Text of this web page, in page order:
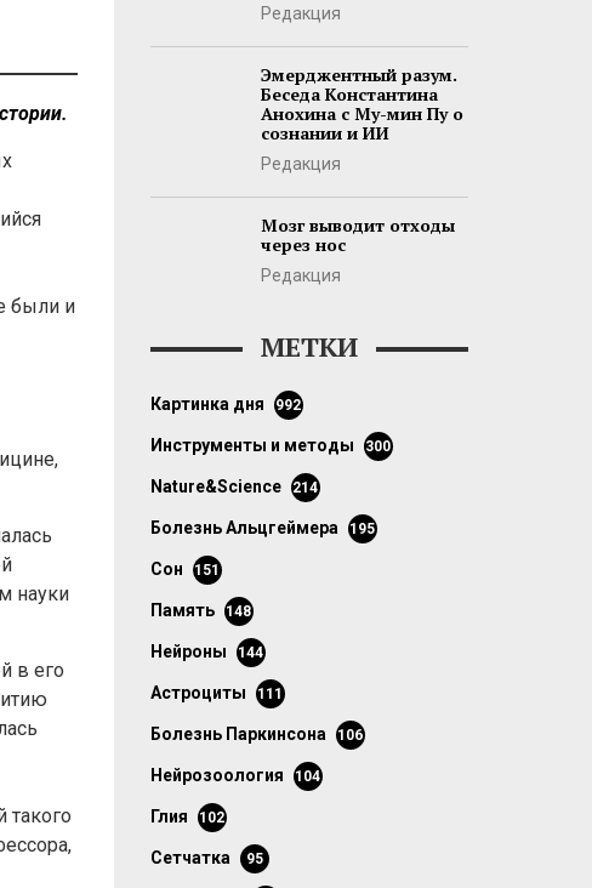
были и
науки
в его
Редакция
Эмерджентный разум.
Беседа Константина
Анохина с Му-мин Пу о
сознании и ИИ
Редакция
Мозг выводит отходы
через нос
Редакция
МЕТКИ
картинка дня 992
инструменты и методы 300
Nature&Science 214
болезнь Альцгеймера 195
сон 151
память 148
нейроны 144
астроциты 111
болезнь Паркинсона 106
нейрозоология 104
глия 102
сетчатка 95